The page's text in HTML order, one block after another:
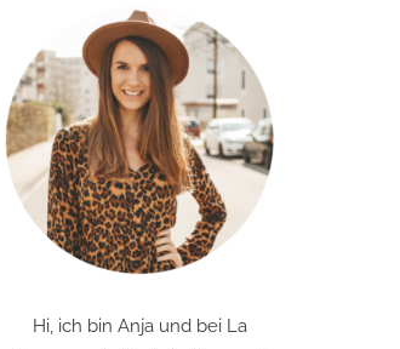
Hi, ich bin Anja und bei La